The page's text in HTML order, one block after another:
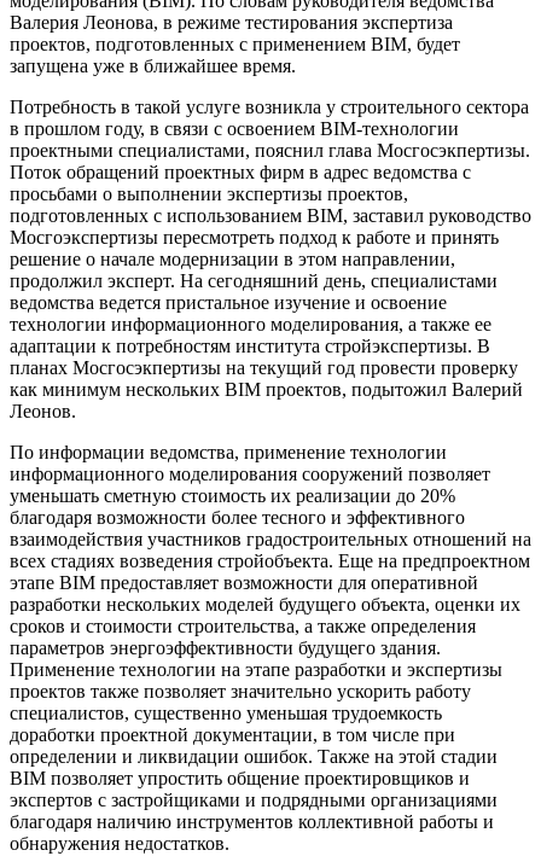
Валерия Леонова, в режиме тестирования экспертиза
проектов, подготовленных с применением BIM, будет
запущена уже в ближайшее время.
Потребность в такой услуге возникла у строительного сектора
в прошлом году, в связи с освоением BIM-технологии
проектными специалистами, пояснил глава Мосгосэкпертизы.
Поток обращений проектных фирм в адрес ведомства с
просьбами о выполнении экспертизы проектов,
подготовленных с использованием BIM, заставил руководство
Мосгоэкспертизы пересмотреть подход к работе и принять
решение о начале модернизации в этом направлении,
продолжил эксперт. На сегодняшний день, специалистами
ведомства ведется пристальное изучение и освоение
технологии информационного моделирования, а также ее
адаптации к потребностям института стройэкспертизы. В
планах Мосгосэкпертизы на текущий год провести проверку
как минимум нескольких BIM проектов, подытожил Валерий
Леонов.
По информации ведомства, применение технологии
информационного моделирования сооружений позволяет
уменьшать сметную стоимость их реализации до 20%
благодаря возможности более тесного и эффективного
взаимодействия участников градостроительных отношений на
всех стадиях возведения стройобъекта. Еще на предпроектном
этапе BIM предоставляет возможности для оперативной
разработки нескольких моделей будущего объекта, оценки их
сроков и стоимости строительства, а также определения
параметров энергоэффективности будущего здания.
Применение технологии на этапе разработки и экспертизы
проектов также позволяет значительно ускорить работу
специалистов, существенно уменьшая трудоемкость
доработки проектной документации, в том числе при
определении и ликвидации ошибок. Также на этой стадии
BIM позволяет упростить общение проектировщиков и
экспертов с застройщиками и подрядными организациями
благодаря наличию инструментов коллективной работы и
обнаружения недостатков.